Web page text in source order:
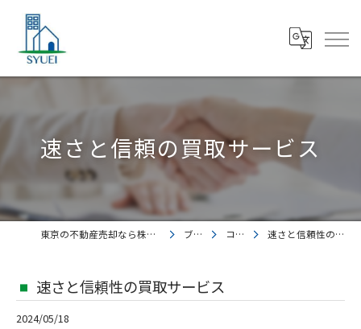
速さと信頼の買取サービス
東京の不動産売却なら株式会社集英都市開発 ブログ コラム 速さと信頼性の買取サービス
速さと信頼性の買取サービス
2024/05/18